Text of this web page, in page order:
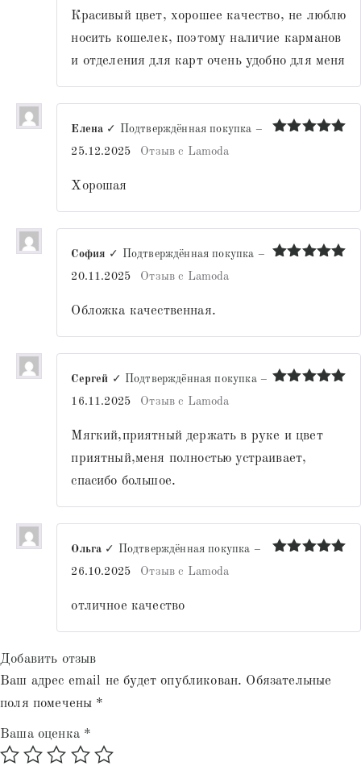
Красивый цвет, хорошее качество, не люблю
носить кошелек, поэтому наличие карманов
и отделения для карт очень удобно для меня
Елена ✓ Подтверждённая покупка –
25.12.2025
Отзыв с Lamoda
Хорошая
София ✓ Подтверждённая покупка –
20.11.2025
Отзыв с Lamoda
Обложка качественная.
Сергей ✓ Подтверждённая покупка –
16.11.2025
Отзыв с Lamoda
Мягкий,приятный держать в руке и цвет
приятный,меня полностью устраивает,
спасибо большое.
Ольга ✓ Подтверждённая покупка –
26.10.2025
Отзыв с Lamoda
отличное качество
Добавить отзыв
Ваш адрес email не будет опубликован. Обязательные
поля помечены *
Ваша оценка *